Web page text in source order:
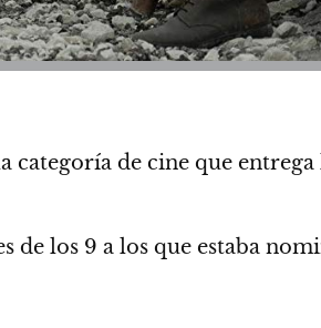
categoría de cine que
de los 9 a los que estaba